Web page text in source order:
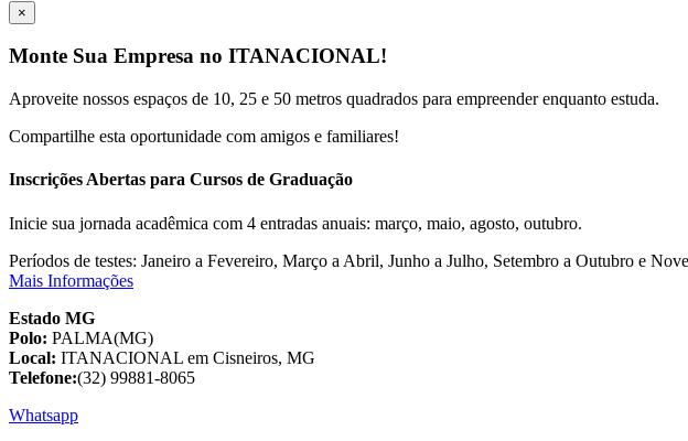
×
Monte Sua Empresa no ITANACIONAL!
Aproveite nossos espaços de 10, 25 e 50 metros quadrados para empreender enquanto estuda.
Compartilhe esta oportunidade com amigos e familiares!
Inscrições Abertas para Cursos de Graduação
Inicie sua jornada acadêmica com 4 entradas anuais: março, maio, agosto, outubro.
Períodos de testes: Janeiro a Fevereiro, Março a Abril, Junho a Julho, Setembro a Outubro e
Mais Informações
Estado MG
Polo: PALMA(MG)
Local: ITANACIONAL em Cisneiros, MG
Telefone:(32) 99881-8065
Whatsapp